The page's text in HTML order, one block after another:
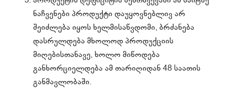
ნაჩვენები პროდუქტი დაუყოვნებლივ არ
შეიძლება იყოს ხელმისაწვდომი, ბრძანება
დასრულდება მხოლოდ პროდუქციის
მიღებისთანავე, ხოლო მიწოდება
განხორციელდება ამ თარიღიდან 48 საათის
განმავლობაში.